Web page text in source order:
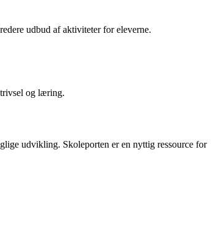
udbud af aktiviteter for eleverne.
trivsel og læring.
udvikling. Skoleporten er en nyttig ressource for